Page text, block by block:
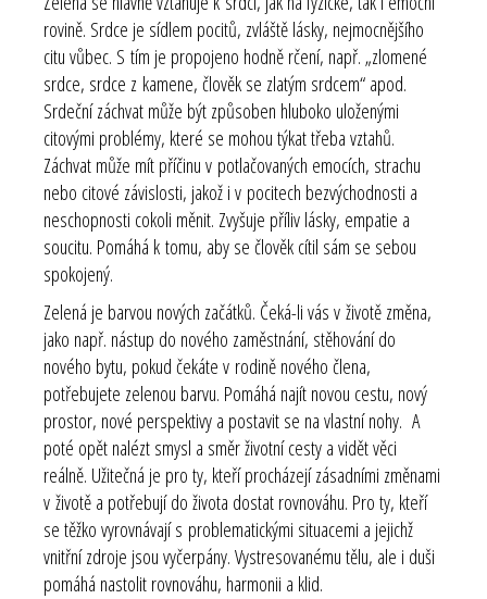
rovině. Srdce je sídlem pocitů, zvláště lásky, nejmocnějšího
citu vůbec. S tím je propojeno hodně rčení, např. „zlomené
srdce, srdce z kamene, člověk se zlatým srdcem“ apod.
Srdeční záchvat může být způsoben hluboko uloženými
citovými problémy, které se mohou týkat třeba vztahů.
Záchvat může mít příčinu v potlačovaných emocích, strachu
nebo citové závislosti, jakož i v pocitech bezvýchodnosti a
neschopnosti cokoli měnit. Zvyšuje příliv lásky, empatie a
soucitu. Pomáhá k tomu, aby se člověk cítil sám se sebou
spokojený.
Zelená je barvou nových začátků. Čeká-li vás v životě změna,
jako např. nástup do nového zaměstnání, stěhování do
nového bytu, pokud čekáte v rodině nového člena,
potřebujete zelenou barvu. Pomáhá najít novou cestu, nový
prostor, nové perspektivy a postavit se na vlastní nohy. A
poté opět nalézt smysl a směr životní cesty a vidět věci
reálně. Užitečná je pro ty, kteří procházejí zásadními změnami
v životě a potřebují do života dostat rovnováhu. Pro ty, kteří
se těžko vyrovnávají s problematickými situacemi a jejichž
vnitřní zdroje jsou vyčerpány. Vystresovanému tělu, ale i duši
pomáhá nastolit rovnováhu, harmonii a klid.